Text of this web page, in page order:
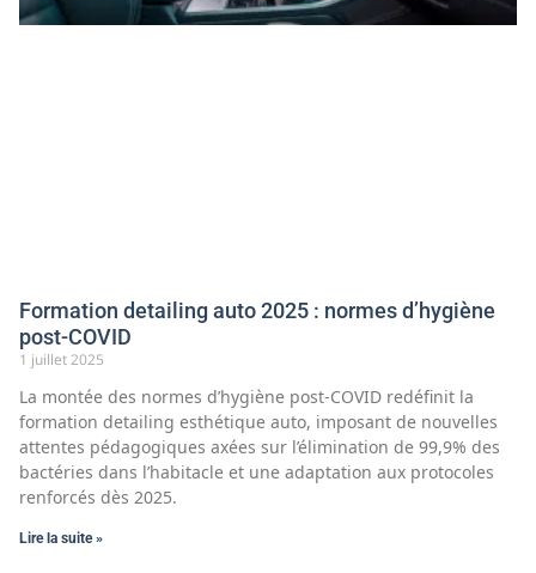
Formation detailing auto 2025 : normes d’hygiène
post-COVID
1 juillet 2025
La montée des normes d’hygiène post-COVID redéfinit la
formation detailing esthétique auto, imposant de nouvelles
attentes pédagogiques axées sur l’élimination de 99,9% des
bactéries dans l’habitacle et une adaptation aux protocoles
renforcés dès 2025.
Lire la suite »